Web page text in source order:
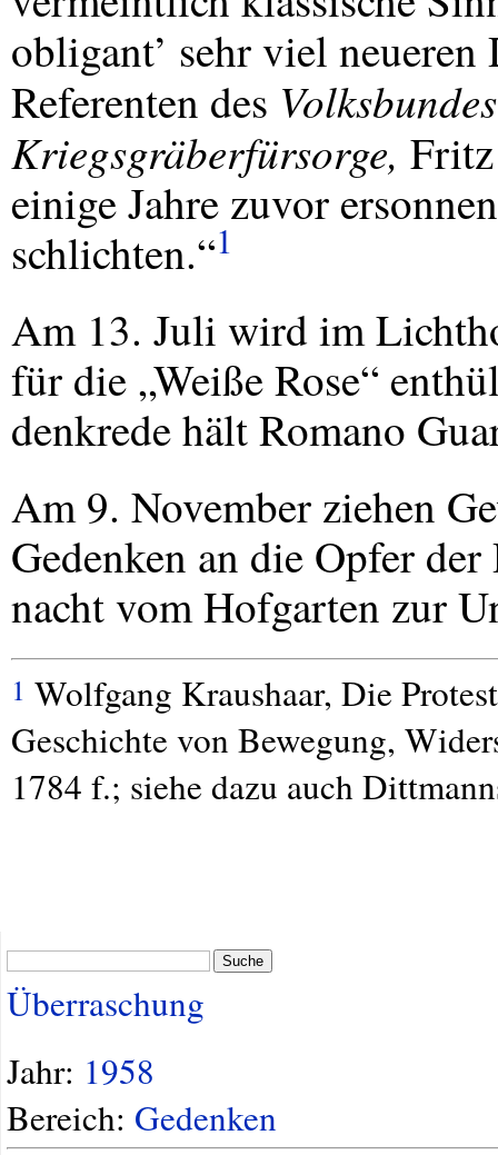
obligant’ sehr viel
Referenten des
Kriegsgräberfürsorge,
einige Jahre zuvor
schlichten.“1
Am 13. Juli wird im
für die „Weiße Rose“
denkrede hält Romano
Am 9. November ziehen
Gedenken an die Opfer
nacht vom Hofgarten zur
1 Wolfgang Kraushaar, Die
Geschichte von Bewegung,
1784 f.; siehe dazu auch
Suche
Überraschung
Jahr: 1958
Bereich: Gedenken